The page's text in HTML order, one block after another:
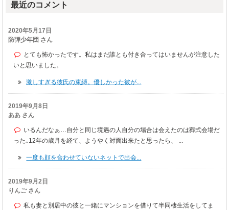
最近のコメント
2020年5月17日
防弾少年団 さん
とても怖かったです。私はまだ誰とも付き合ってはいませんが注意した
いと思いました。
激しすぎる彼氏の束縛。優しかった彼が...
2019年9月8日
ああ さん
いるんだなぁ…自分と同じ境遇の人自分の場合は会えたのは葬式会場だ
った｡12年の歳月を経て、ようやく対面出来たと思ったら、 ...
一度も顔を合わせていないネットで出会...
2019年9月2日
りんご さん
私も妻と別居中の彼と一緒にマンションを借りて半同棲生活をしてま